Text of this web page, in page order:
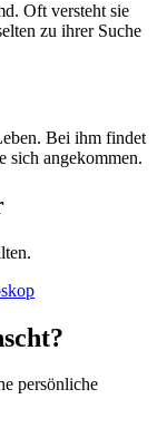
Oft versteht sie
zu ihrer Suche
Bei ihm findet
sich angekommen.
persönliche